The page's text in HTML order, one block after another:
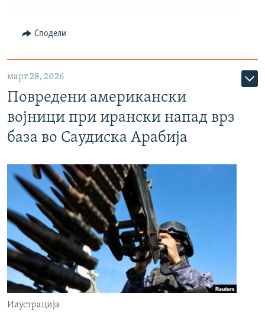
Сподели
март 28, 2026
Повредени американски
војници при ирански напад врз
база во Саудиска Арабија
Илустрација